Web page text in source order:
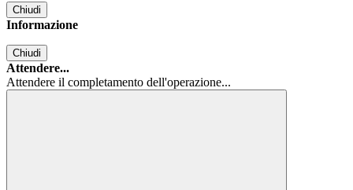
Chiudi
Informazione
Chiudi
Attendere...
Attendere il completamento dell'operazione...